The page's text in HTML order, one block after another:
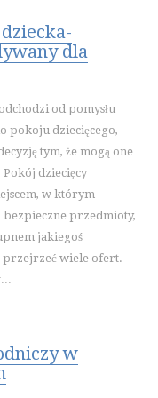
dla
od pomysłu
pokoju dziecięcego,
tym, że mogą one
dziecięcy
w którym
bezpieczne przedmioty,
jakiegoś
wiele ofert.
w